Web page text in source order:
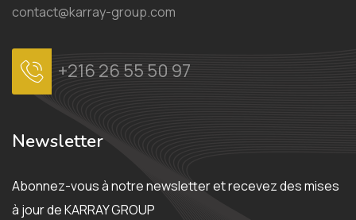
contact@karray-group.com
+216 26 55 50 97
Newsletter
Abonnez-vous à notre newsletter et recevez des mises
à jour de KARRAY GROUP